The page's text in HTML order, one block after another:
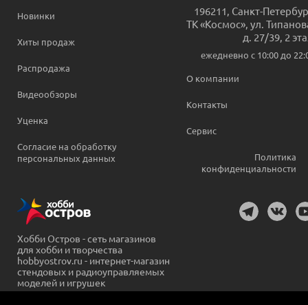
Новинки
Хиты продаж
Распродажа
Видеообзоры
Уценка
Согласие на обработку
персональных данных
196211, Санкт-
ТК «Космос», ул.
д. 27/39, 2
ежедневно c 10:00 до
О компании
Контакты
Сервис
Политика
конфиденциальности
Хобби Остров - сеть магазинов
для хобби и творчества
hobbyostrov.ru - интернет-магазин
стендовых и радиоуправляемых
моделей и игрушек